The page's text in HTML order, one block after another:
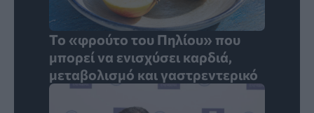
Το «φρούτο του Πηλίου» που
μπορεί να ενισχύσει καρδιά,
μεταβολισμό και γαστρεντερικό